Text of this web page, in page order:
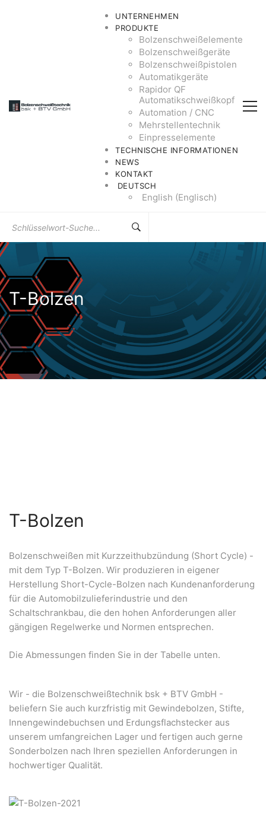
UNTERNEHMEN
PRODUKTE
Bolzenschweißelemente
Bolzenschweißgeräte
Bolzenschweißpistolen
Automatikgeräte
Rapidor QF
Automatikschweißkopf
Automation / CNC
Mehrstellentechnik
Einpresselemente
TECHNISCHE INFORMATIONEN
NEWS
KONTAKT
DEUTSCH
English (Englisch)
Sie
nach:
T-Bolzen
T-Bolzen
Bolzenschweißen mit Kurzzeithubzündung (Short Cycle) -
mit dem Typ T-Bolzen. Wir produzieren in eigener
Herstellung Short-Cycle-Bolzen nach Kundenanforderung
für die Automobilzulieferindustrie und den
Schaltschrankbau, die den hohen Anforderungen aller
gängigen Regelwerke und Normen entsprechen.
Die Abmessungen finden Sie in der Tabelle unten.
Wir - die Bolzenschweißtechnik bsk + BTV GmbH -
beliefern Sie auch kurzfristig mit Gewindebolzen, Stifte,
Innengewindebuchsen und Erdungsflachstecker aus
unserem umfangreichen Lager und fertigen auch gerne
Sonderbolzen nach Ihren speziellen Anforderungen in
hochwertiger Qualität.